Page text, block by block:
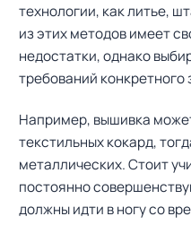
технологии, как литье,
из этих методов имеет
недостатки, однако
требований конкретного
Например, вышивка
текстильных кокард,
металлических. Стоит
постоянно
должны идти в ногу со